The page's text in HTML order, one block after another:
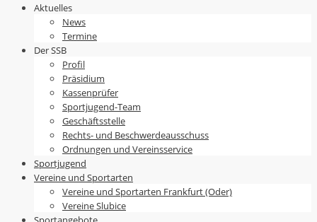
Aktuelles
News
Termine
Der SSB
Profil
Präsidium
Kassenprüfer
Sportjugend-Team
Geschäftsstelle
Rechts- und Beschwerdeausschuss
Ordnungen und Vereinsservice
Sportjugend
Vereine und Sportarten
Vereine und Sportarten Frankfurt (Oder)
Vereine Slubice